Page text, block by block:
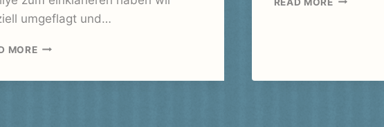
umgeflagt und…
MORERHODOS